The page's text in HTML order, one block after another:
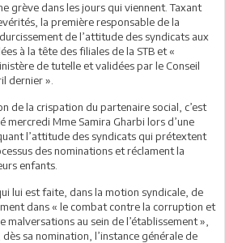
grève dans les jours qui viennent. Taxant
la première responsable de la
de l’attitude des syndicats aux
à la tête des filiales de la STB et «
de tutelle et validées par le Conseil
dernier ».
de la crispation du partenaire social, c’est
mercredi Mme Samira Gharbi lors d’une
l’attitude des syndicats qui prétextent
des nominations et réclament la
enfants.
lui est faite, dans la motion syndicale, de
dans « le combat contre la corruption et
malversations au sein de l’établissement »,
sa nomination, l’instance générale de